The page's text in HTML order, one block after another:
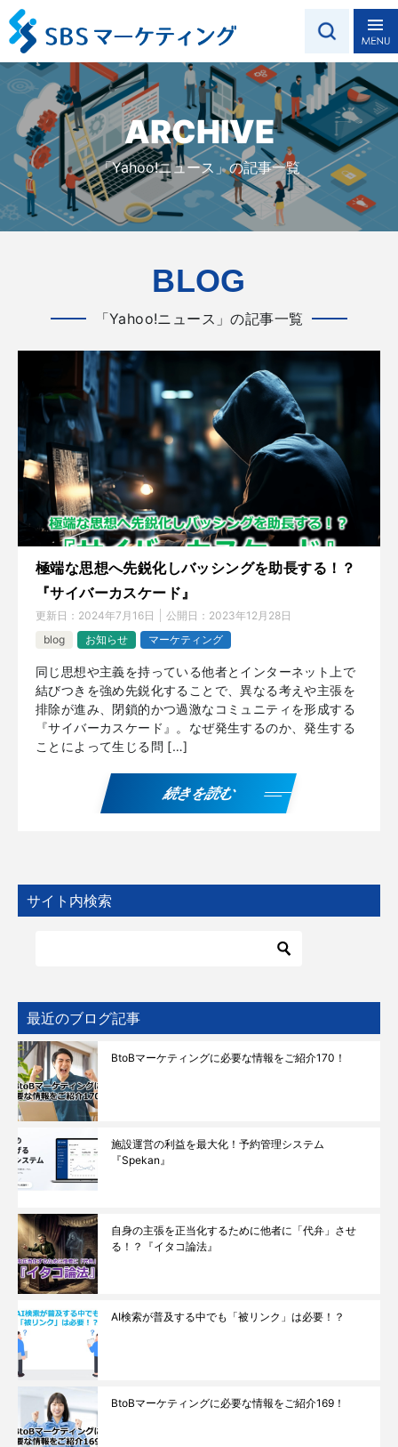
ARCHIVE
「Yahoo!ニュース」の記事一覧
BLOG
「Yahoo!ニュース」の記事一覧
極端な思想へ先鋭化しバッシングを助長する！？
『サイバーカスケード』
更新日： 2024年7月16日 公開日： 2023年12月28日
blog
お知らせ マーケティング
同じ思想や主義を持っている他者とインターネット上で
結びつきを強め先鋭化することで、異なる考えや主張を
排除が進み、閉鎖的かつ過激なコミュニティを形成する
『サイバーカスケード』。なぜ発生するのか、発生する
ことによって生じる問 […]
続きを読む
サイト内検索
最近のブログ記事
BtoBマーケティングに必要な情報をご紹介170！
施設運営の利益を最大化！予約管理システム
『Spekan』
自身の主張を正当化するために他者に「代弁」させ
る！？『イタコ論法』
AI検索が普及する中でも「被リンク」は必要！？
BtoBマーケティングに必要な情報をご紹介169！